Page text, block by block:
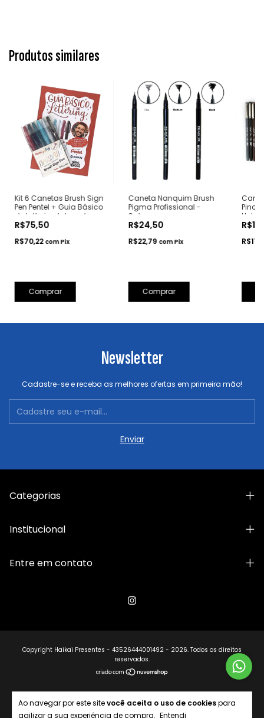
Ao navegar por este sitevocê aceita o uso de cookiespara
agilizar a sua experiência de compra. Entendi
Produtos similares
Kit 6 Canetas Brush Sign
Pen Pentel + Guia Básico
de Lettering Letras do
Lucas
R$75,50
R$70,22 comPix
Caneta Nanquim Brush
Pigma Profissional -
Sakura
R$24,50
R$22,79 comPix
Comprar
Newsletter
Cadastre-se e receba as melhores ofertas em primeira mão!
Categorias
Institucional
Entre em contato
Copyright Haikai Presentes - 43526444001492 - 2026. Todos os direitos
reservados.